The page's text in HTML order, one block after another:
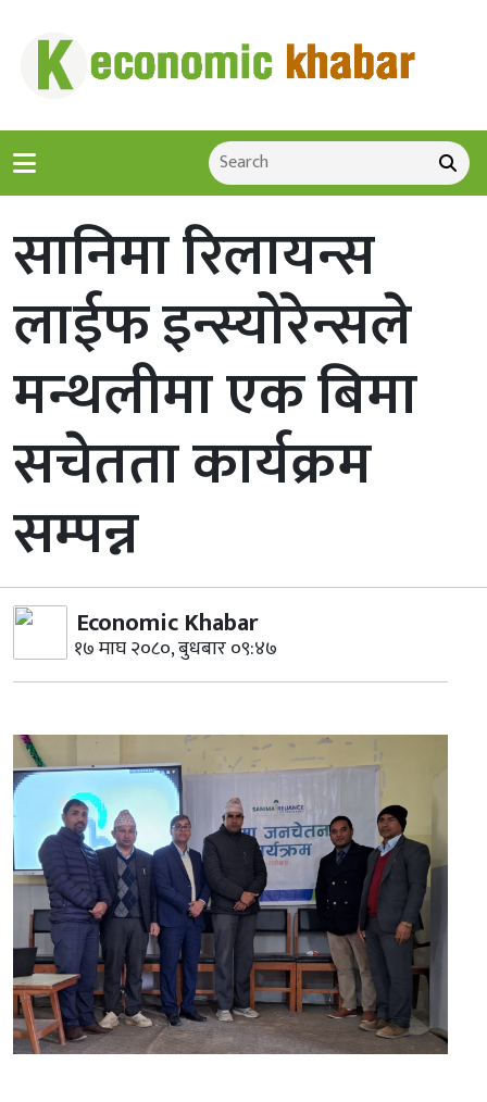
सानिमा रिलायन्स
लाईफ इन्स्योरेन्सले
मन्थलीमा एक बिमा
सचेतता कार्यक्रम
सम्पन्न
Economic Khabar
१७ माघ २०८०, बुधबार ०९:४७